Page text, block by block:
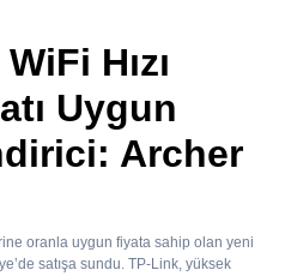
Hızı
Uygun
Archer
oranla uygun fiyata sahip olan yeni
satışa sundu. TP-Link, yüksek